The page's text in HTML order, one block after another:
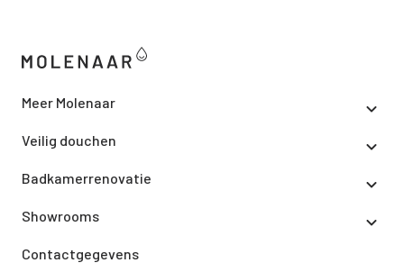
Meer Molenaar
Veilig douchen
Badkamerrenovatie
Showrooms
Contactgegevens